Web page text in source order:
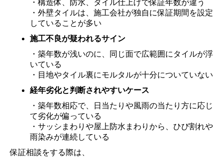
・構造体、防水、タイル仕上げで保証年数が違う
・外壁タイルは、施工会社が独自に保証期間を設定
していることが多い
施工不良が疑われるサイン
・築年数が浅いのに、同じ面で広範囲にタイルが浮
いている
・目地やタイル裏にモルタルが十分についていない
経年劣化と判断されやすいケース
・築年数相応で、日当たりや風雨の当たり方に応じ
て劣化が偏っている
・サッシまわりや屋上防水まわりから、ひび割れや
雨染みが連続している
保証相談をする際は、